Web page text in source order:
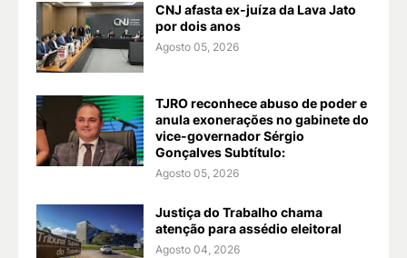
CNJ afasta ex-juíza da Lava Jato
por dois anos
Agosto 05, 2026
TJRO reconhece abuso de poder e
anula exonerações no gabinete do
vice-governador Sérgio
Gonçalves Subtítulo:
Agosto 05, 2026
Justiça do Trabalho chama
atenção para assédio eleitoral
Agosto 04, 2026